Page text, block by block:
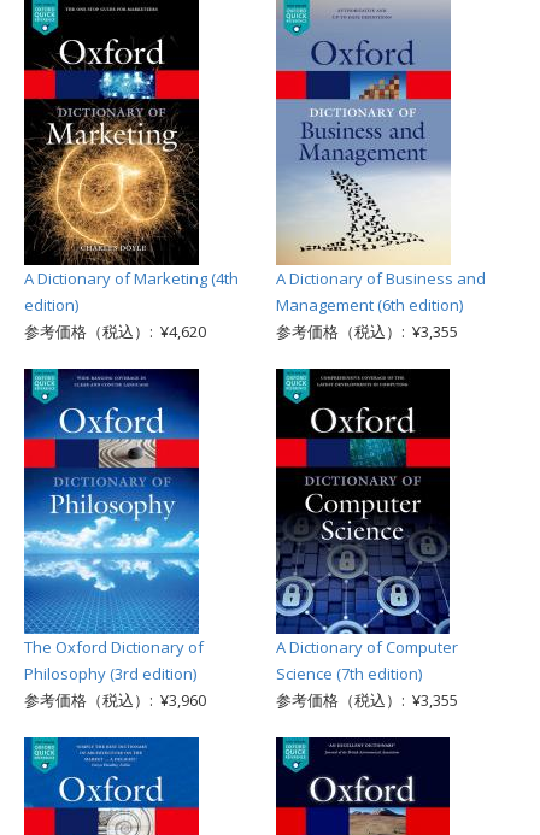
A Dictionary of Marketing (4th
edition)
参考価格（税込）: ¥4,620
A Dictionary of Business and
Management (6th edition)
参考価格（税込）: ¥3,355
The Oxford Dictionary of
Philosophy (3rd edition)
参考価格（税込）: ¥3,960
A Dictionary of Computer
Science (7th edition)
参考価格（税込）: ¥3,355